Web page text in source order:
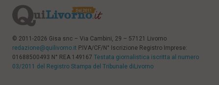
© 2011-2026 Gisa snc – Via Cambini, 29 – 57121 Livorno
redazione@quilivorno.it P.IVA/CF/N° Iscrizione Registro Imprese:
01688500493 N° REA 149167 Testata giornalistica iscritta al numero
03/2011 del Registro Stampa del Tribunale diLivorno